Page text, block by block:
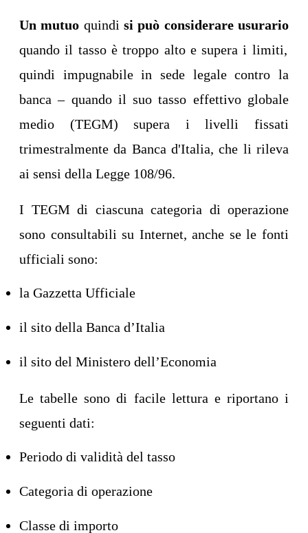
Un mutuo quindisi può considerare usurario
quando il tasso è troppo alto e supera i limiti,
quindi impugnabile in sede legale contro la
banca – quando il suo tasso effettivo globale
medio (TEGM) supera i livelli fissati
trimestralmente da Banca d'Italia, che li rileva
ai sensi della Legge 108/96.
I TEGM di ciascuna categoria di operazione
sono consultabili su Internet, anche se le fonti
ufficiali sono:
la Gazzetta Ufficiale
il sito della Banca d’Italia
il sito del Ministero dell’Economia
Le tabelle sono di facile lettura e riportano i
seguenti dati:
Periodo di validità del tasso
Categoria di operazione
Classe di importo